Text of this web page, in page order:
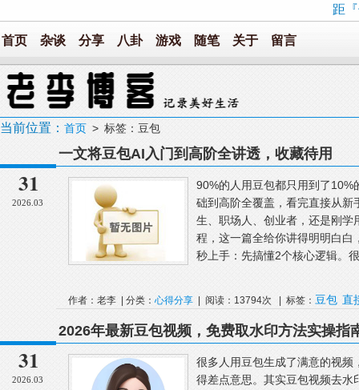
距
首页 杂谈 分享 八卦 游戏 随笔 关于 留言
当前位置： 首页 > 标签：豆包
31
2026.03
一文将豆包AI入门到高阶全讲透，收藏待用
90%的人用豆包都只用到了
础到高阶全覆盖，看完直接从
生、职场人、创业者，还是刚
程，这一篇全给你讲得明明白
秒上手：先搞懂2个核心逻辑。
作者：老李 | 分类： 心得分享 | 阅读：13794次 | 标签： 豆包 直
31
2026.03
2026年最新豆包视频，免费取水印方法实操指
很多人用豆包生成了满意的视
得差点意思。其实豆包视频去